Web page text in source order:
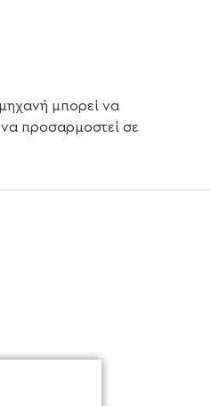
μπορεί να
προσαρμοστεί σε